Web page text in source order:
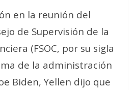
en la reunión del
de Supervisión de la
(FSOC, por su sigla
de la administración
Biden, Yellen dijo que